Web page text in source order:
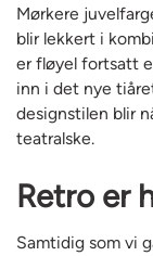
Mørkere
blir lekkert i
er fløyel fortsatt
inn i det nye
designstilen blir
teatralske.
Retro er
Samtidig som vi